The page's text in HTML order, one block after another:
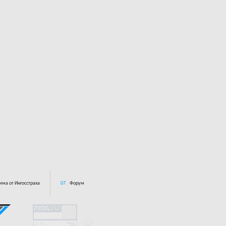
от Ингосстраха 07. Форум